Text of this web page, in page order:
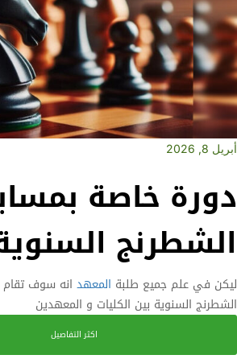
أبريل 8, 2026
دورة خاصة
الشطرنج
ليكن في علم جميع طلبة المعهد انه سوف
الشطرنج السنوية بين الكليات و المعهدين
اكثر التفاصيل